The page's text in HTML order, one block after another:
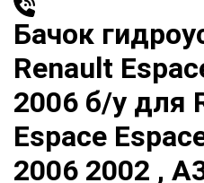
Бачок
Renault
2006 б/у для
Espace
2006 2002 ,